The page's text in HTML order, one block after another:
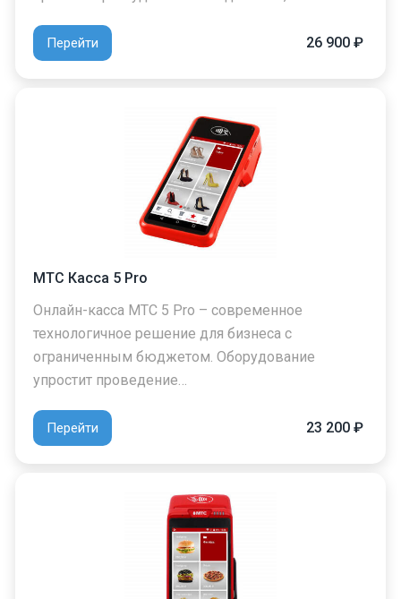
Перейти 26 900 ₽
МТС Касса 5 Pro
Онлайн-касса МТС 5 Pro – современное
технологичное решение для бизнеса с
ограниченным бюджетом. Оборудование
упростит проведение…
Перейти 23 200 ₽